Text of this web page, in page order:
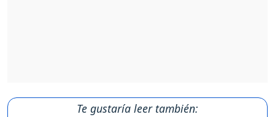
Te gustaría leer también: